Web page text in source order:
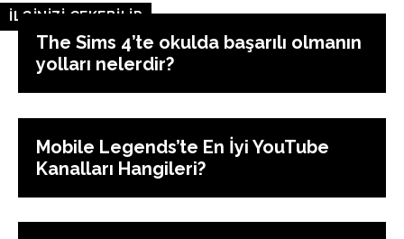
İLGİNİZİ ÇEKEBİLİR
The Sims 4’te okulda başarılı olmanın
yolları nelerdir?
Mobile Legends’te En İyi YouTube
Kanalları Hangileri?